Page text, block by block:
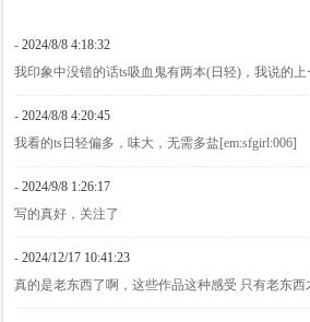
- 2024/8/8 4:18:32
我印象中没错的话ts吸血鬼有两本(日轻)，我说的
- 2024/8/8 4:20:45
我看的ts日轻偏多，味大，无需多盐[em:sfgirl:006]
- 2024/9/8 1:26:17
写的真好，关注了
- 2024/12/17 10:41:23
真的是老东西了啊，这些作品这种感受 只有老东西